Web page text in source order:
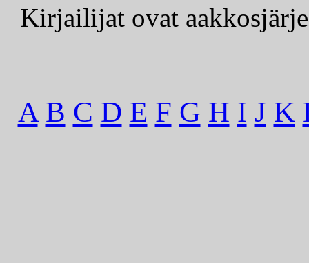
Kirjailijat ovat
A B C D E F G H I J K